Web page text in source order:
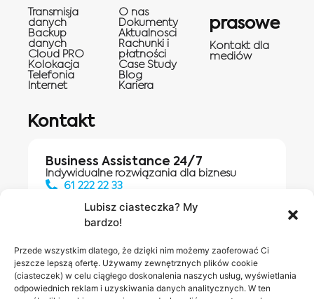
Lubisz ciasteczka? My
bardzo!
Przede wszystkim dlatego, że dzięki nim możemy zaoferować Ci
jeszcze lepszą ofertę. Używamy zewnętrznych plików cookie
(ciasteczek) w celu ciągłego doskonalenia naszych usług, wyświetlania
odpowiednich reklam i uzyskiwania danych analitycznych. W ten
Transmisja
danych
Backup
danych
Cloud PRO
Kolokacja
Telefonia
Internet
O nas
Dokumenty
Aktualnosci
Rachunki i
płatności
Case Study
Blog
Kariera
prasowe
Kontakt dla
mediów
Kontakt
Business Assistance 24/7
Indywidualne rozwiązania dla biznesu
61 222 22 33